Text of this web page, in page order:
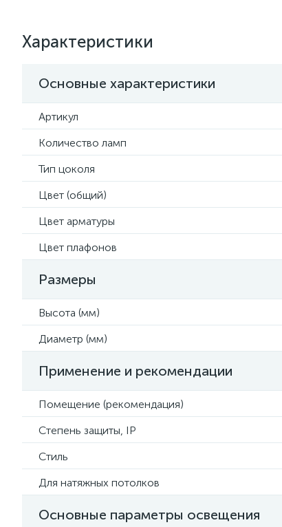
Характеристики
Основные характеристики
Артикул
Количество ламп
Тип цоколя
Цвет (общий)
Цвет арматуры
Цвет плафонов
Размеры
Высота (мм)
Диаметр (мм)
Применение и рекомендации
Помещение (рекомендация)
Степень защиты, IP
Стиль
Для натяжных потолков
Основные параметры освещения